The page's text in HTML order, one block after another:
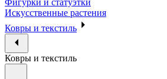
Фигурки и статуэтки
Искусственные растения
Ковры и текстиль
Ковры и текстиль